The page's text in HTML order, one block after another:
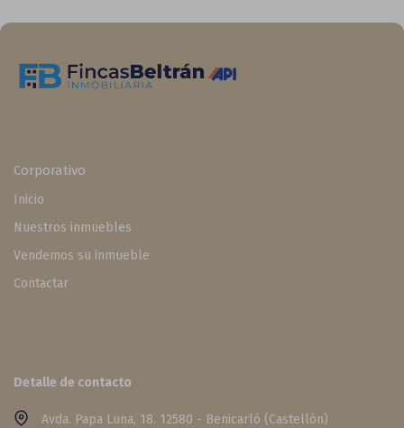
Corporativo
Inicio
Nuestros inmuebles
Vendemos su inmueble
Contactar
Detalle de contacto
Avda. Papa Luna, 18. 12580 - Benicarló (Castellón)